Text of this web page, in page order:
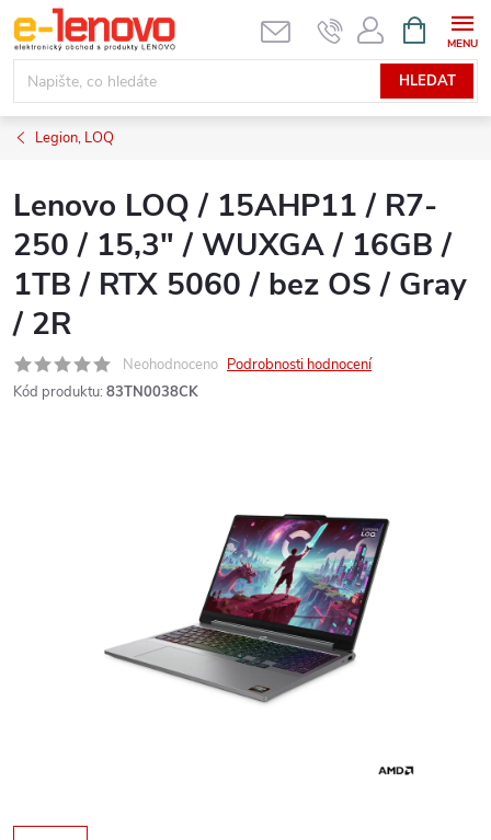
Přejít
na
obsah
HLEDAT
NÁKUPNÍ
KOŠÍK
Legion, LOQ
Lenovo LOQ / 15AHP11 / R7-
250 / 15,3" / WUXGA / 16GB /
1TB / RTX 5060 / bez OS / Gray
/ 2R
Neohodnoceno Podrobnosti hodnocení
Kód produktu: 83TN0038CK